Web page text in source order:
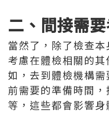
二、間接需
當然了，除了檢查
考慮在體檢相關的
如，去到體檢機構
前需要的準備時間
等，這些都會影響身